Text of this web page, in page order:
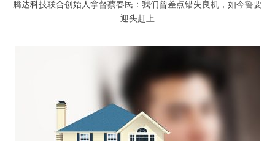
腾达科技联合创始人拿督蔡春民：我们曾差点错失良机，如今誓要
迎头赶上